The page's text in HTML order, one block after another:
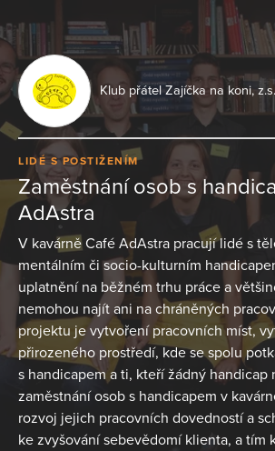
Klub přátel Zajíčka na koni, z.s.
LIDÉ S POSTIŽENÍM
Zaměstnání osob s
AdAstra
V kavárně Café AdAstra pracují lidé s
mentálním či socio-kulturním
uplatnění na běžném trhu práce a
nemohou najít ani na chráněných
projektu je vytvoření pracovních míst,
přirozeného prostředí, kde se spolu
s handicapem a ti, kteří žádný handicap
zaměstnání osob s handicapem v
rozvoj jejich pracovních dovedností a
ke zvyšování sebevědomí klienta, a tím